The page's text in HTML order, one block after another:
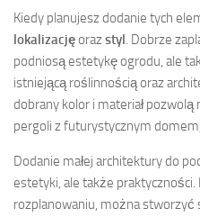
Kiedy planujesz dodanie tych
lokalizacjęorazstyl . Dobrze
podniosą estetykę ogrodu, ale
istniejącą roślinnością oraz
dobrany kolor i materiał
pergoli z futurystycznym
Dodanie małej architektury do
estetyki, ale także
rozplanowaniu, można